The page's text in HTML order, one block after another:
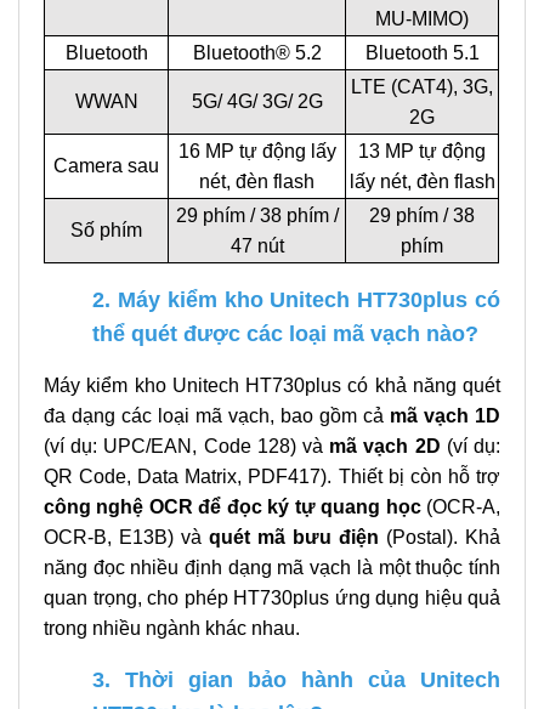
MU-MIMO)
Bluetooth
Bluetooth® 5.2 Bluetooth 5.1
WWAN 5G/ 4G/ 3G/ 2G
LTE (CAT4), 3G,
2G
Camera sau
16 MP tự động lấy
nét, đèn flash
13 MP tự động
lấy nét, đèn flash
Số phím
29 phím / 38 phím /
47 nút
29 phím / 38
phím
2. Máy kiểm kho Unitech HT730plus có
thể quét được các loại mã vạch nào?
Máy kiểm kho Unitech HT730plus có khả năng quét
đa dạng các loại mã vạch, bao gồm cả mã vạch 1D
(ví dụ: UPC/EAN, Code 128) và mã vạch 2D (ví dụ:
QR Code, Data Matrix, PDF417). Thiết bị còn hỗ trợ
công nghệ OCR để đọc ký tự quang học(OCR-A,
OCR-B, E13B) và quét mã bưu điện (Postal). Khả
năng đọc nhiều định dạng mã vạch là một thuộc tính
quan trọng, cho phép HT730plus ứng dụng hiệu quả
trong nhiều ngành khác nhau.
3. Thời gian bảo hành của Unitech